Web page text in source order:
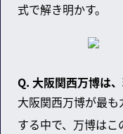
式で解き明かす。
Q. 大阪関西万博は
大阪関西万博が最
する中で、万博は